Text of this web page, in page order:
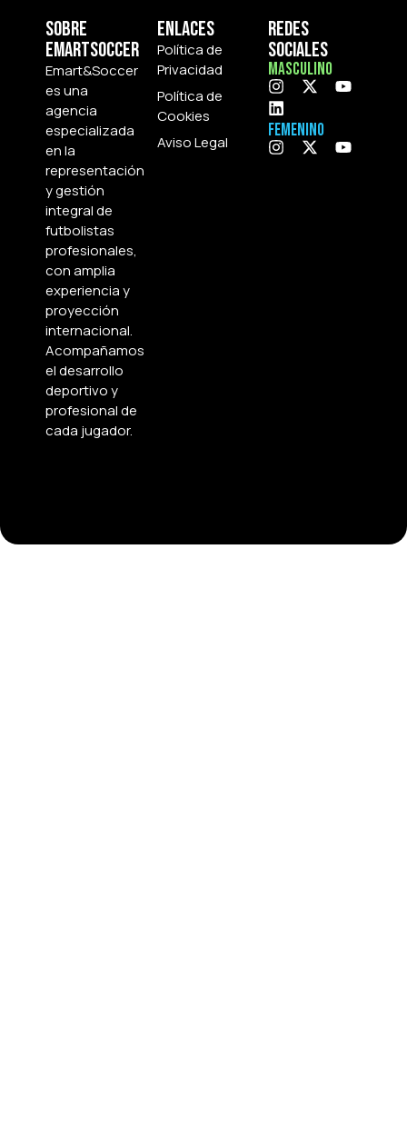
Sobre
Emartsoccer
Emart&Soccer
es una
agencia
especializada
en la
representación
y gestión
integral de
futbolistas
profesionales,
con amplia
experiencia y
proyección
internacional.
Acompañamos
el desarrollo
deportivo y
profesional de
cada jugador.
Enlaces
Política de
Privacidad
Política de
Cookies
Aviso Legal
Redes
Sociales
Masculino
Femenino